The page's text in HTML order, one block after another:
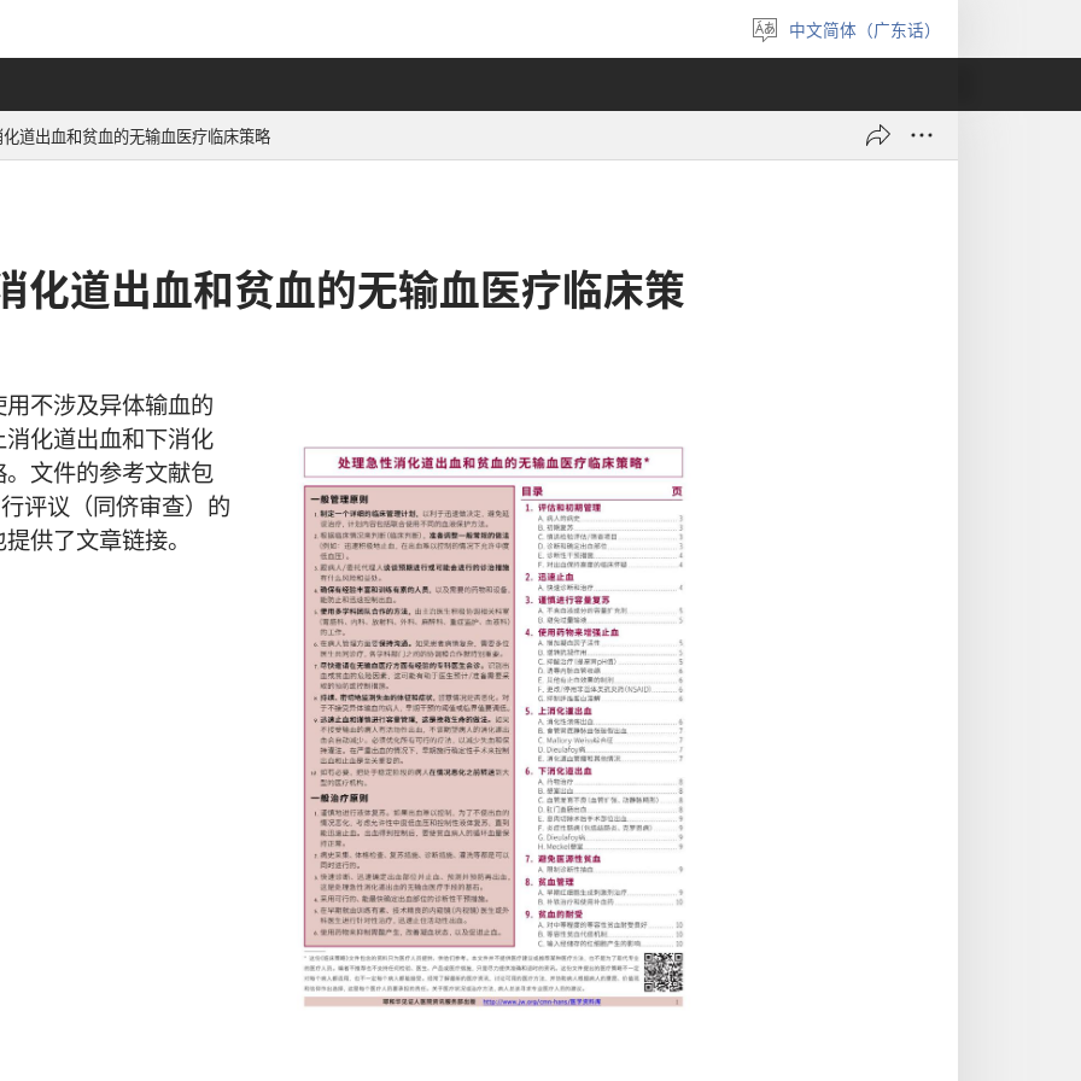
选
择
言
中文简体（广东话）
道出血和贫血的无输血医疗临床策略
化道出血和贫血的无输血医疗临床策
不涉及异体输血的
化道出血和下消化
文件的参考文献包
评议（同侪审查）的
供了文章链接。